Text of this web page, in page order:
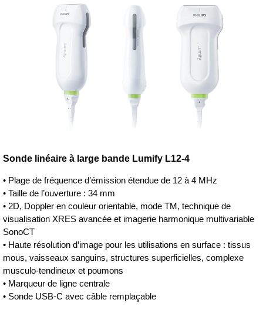
Sonde linéaire à large bande Lumify L12-4
• Plage de fréquence d’émission étendue de 12 à 4 MHz
• Taille de l’ouverture : 34 mm
• 2D, Doppler en couleur orientable, mode TM, technique de
visualisation XRES avancée et imagerie harmonique multivariable
SonoCT
• Haute résolution d’image pour les utilisations en surface : tissus
mous, vaisseaux sanguins, structures superficielles, complexe
musculo-tendineux et poumons
• Marqueur de ligne centrale
• Sonde USB-C avec câble remplaçable